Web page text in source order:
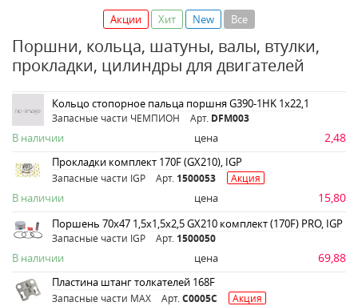
Акции
Хит New Все
Поршни, кольца, шатуны, валы, втулки,
прокладки, цилиндры для двигателей
Кольцо стопорное пальца поршня G390-1HK 1x22,1
Запасные части ЧЕМПИОН Арт. DFM003
В наличии цена 2,48
Прокладки комплект 170F (GX210), IGP
Запасные части IGP Арт. 1500053 Акция
В наличии цена 15,80
Поршень 70х47 1,5х1,5х2,5 GX210 комплект (170F) PRO, IGP
Запасные части IGP Арт. 1500050
В наличии цена 69,88
Пластина штанг толкателей 168F
Запасные части MAX Арт. C0005C Акция